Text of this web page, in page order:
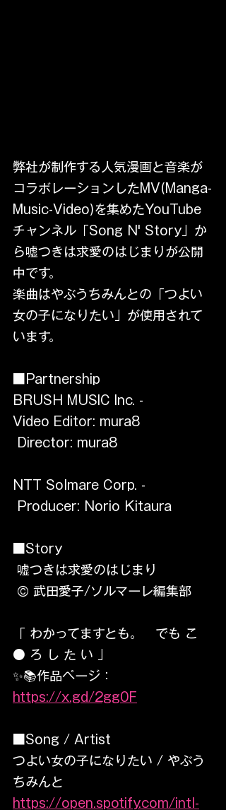
弊社が制作する人気漫画と音楽が
コラボレーションしたMV(Manga-
Music-Video)を集めたYouTube
チャンネル「Song N' Story」か
ら嘘つきは求愛のはじまりが公開
中です。
楽曲はやぶうちみんとの「つよい
女の子になりたい」が使用されて
います。
■Partnership
BRUSH MUSIC Inc. -
Video Editor: mura8
Director: mura8
NTT Solmare Corp. -
Producer: Norio Kitaura
■Story
嘘つきは求愛のはじまり
© 武田愛子/ソルマーレ編集部
「 わかってますとも。　でも こ
● ろ し た い 」
✨📚作品ページ：
https://x.gd/2gg0F
■Song / Artist
つよい女の子になりたい / やぶう
ちみんと
https://open.spotify.com/intl-